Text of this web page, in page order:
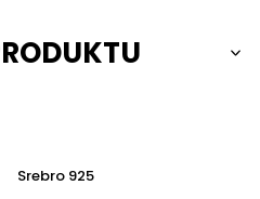
Srebro 925